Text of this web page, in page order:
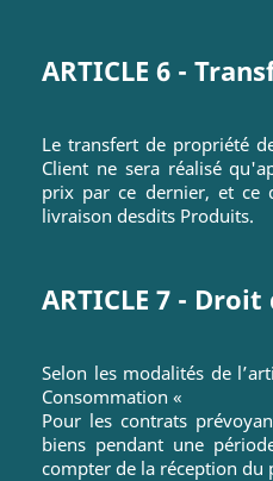
ARTICLE 6 -
Le transfert de propriété
Client ne sera réalisé
prix par ce dernier, et ce
livraison desdits Produits.
ARTICLE 7 -
Selon les modalités de
Consommation «
Pour les contrats
biens pendant une
compter de la réception du